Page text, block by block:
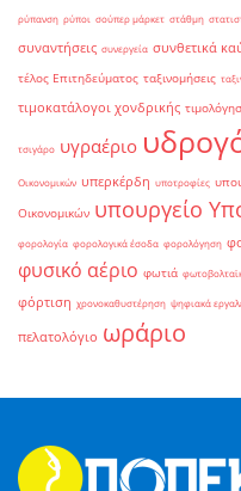
ρύπανση ρύποι σούπερ μάρκετ στάθμη
συναντήσεις συνεργεία συνθετικά
τέλος Επιτηδεύματος ταξινομήσεις
τιμοκατάλογοι χονδρικής
τσιγάρο υγραέριο
Οικονομικών υπερκέρδη υποτροφίες
Οικονομικών υπουργείο
φορολογία φορολογικά έσοδα φορολόγηση
φυσικό αέριο φωτιά
φόρτιση χρονοκαθυστέρηση ψηφιακά
πελατολόγιο ωράριο